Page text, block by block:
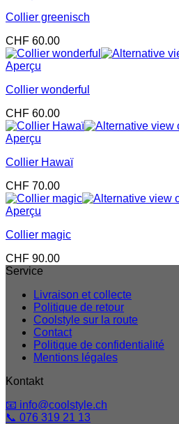
Collier greenisch
CHF 60.00
Aperçu
Collier wonderful
CHF 60.00
Aperçu
Collier Hawaï
CHF 70.00
Aperçu
Collier magic
CHF 90.00
Service
Livraison et collecte
Politique de retour
Coolstyle sur la route
Contact
Politique de confidentialité
Mentions légales
Kontakt
📧 info@coolstyle.ch
📞 076 319 21 13